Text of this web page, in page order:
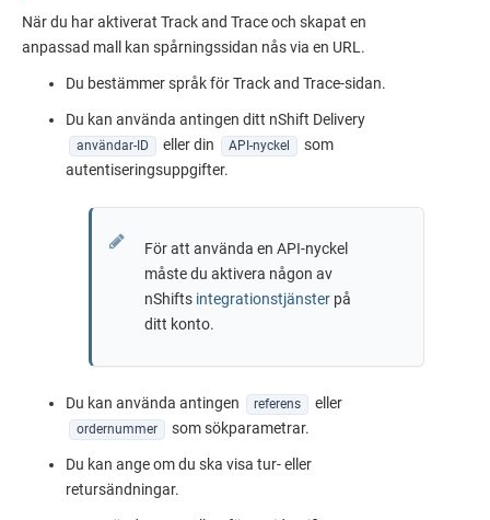
När du har aktiverat Track and Trace och skapat en
anpassad mall kan spårningssidan nås via en URL.
Du bestämmer språk för Track and Trace-sidan.
Du kan använda antingen ditt nShift Delivery
användar-ID eller din API-nyckel
som
autentiseringsuppgifter.
För att använda en API-nyckel
måste du aktivera någon av
nShifts integrationstjänster på
ditt konto.
Du kan använda antingen referens eller
ordernummer som sökparametrar.
Du kan ange om du ska visa tur- eller
retursändningar.